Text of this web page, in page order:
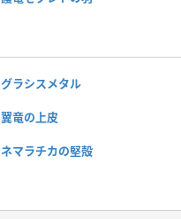
グラシスメタル
翼竜の上皮
ネマラチカの堅殻